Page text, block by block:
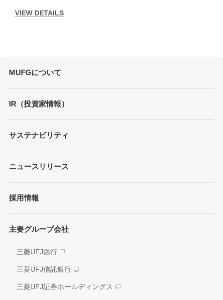
VIEW DETAILS
MUFGについて
トップメッセージ
MUFGブランド
ガバナンス
事業内容
JAPAN RUGBY LEAGUE ONE
IR（投資家情報）
財務情報
債券・格付情報
個人投資家の皆さまへ
各種レポート
業績推移
アナリスト情報
電子公告
情報開示方針
サステナビリティ
各種レポート/データ/インデックス
方針/ガイドライン
イニシアティブへの参画
環境
社会
ガバナンス
外部評価
ニュースリリース
採用情報
主要グループ会社
三菱UFJ銀行
三菱UFJ信託銀行
三菱UFJ証券ホールディングス